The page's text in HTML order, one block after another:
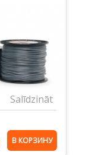
Salīdzināt
В КОРЗИНУ